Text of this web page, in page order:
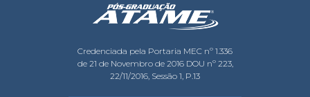
Credenciada pela Portaria MEC nº 1.336
de 21 de Novembro de 2016 DOU nº 223,
22/11/2016, Sessão 1, P.13